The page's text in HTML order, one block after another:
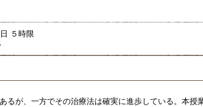
５時限
るが、一方でその治療法は確実に進歩している。本